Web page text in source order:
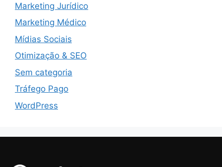
Marketing Jurídico
Marketing Médico
Mídias Sociais
Otimização & SEO
Sem categoria
Tráfego Pago
WordPress